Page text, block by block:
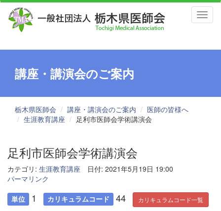
講座・講演会のご案内
栃木県医師会 講座・講演会のご案内
医師の皆様へ
生涯教育講座
足利市医師会学術講演会
足利市医師会学術講演会
カテゴリ: 生涯教育講座
日付: 2021年5月19日 19:00
パーマリンク
単位 1 カリキュラムコード 44 カリキュラムコード一覧